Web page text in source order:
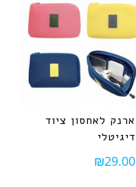
ארנק לאחסון ציוד
דיגיטלי
₪29.00